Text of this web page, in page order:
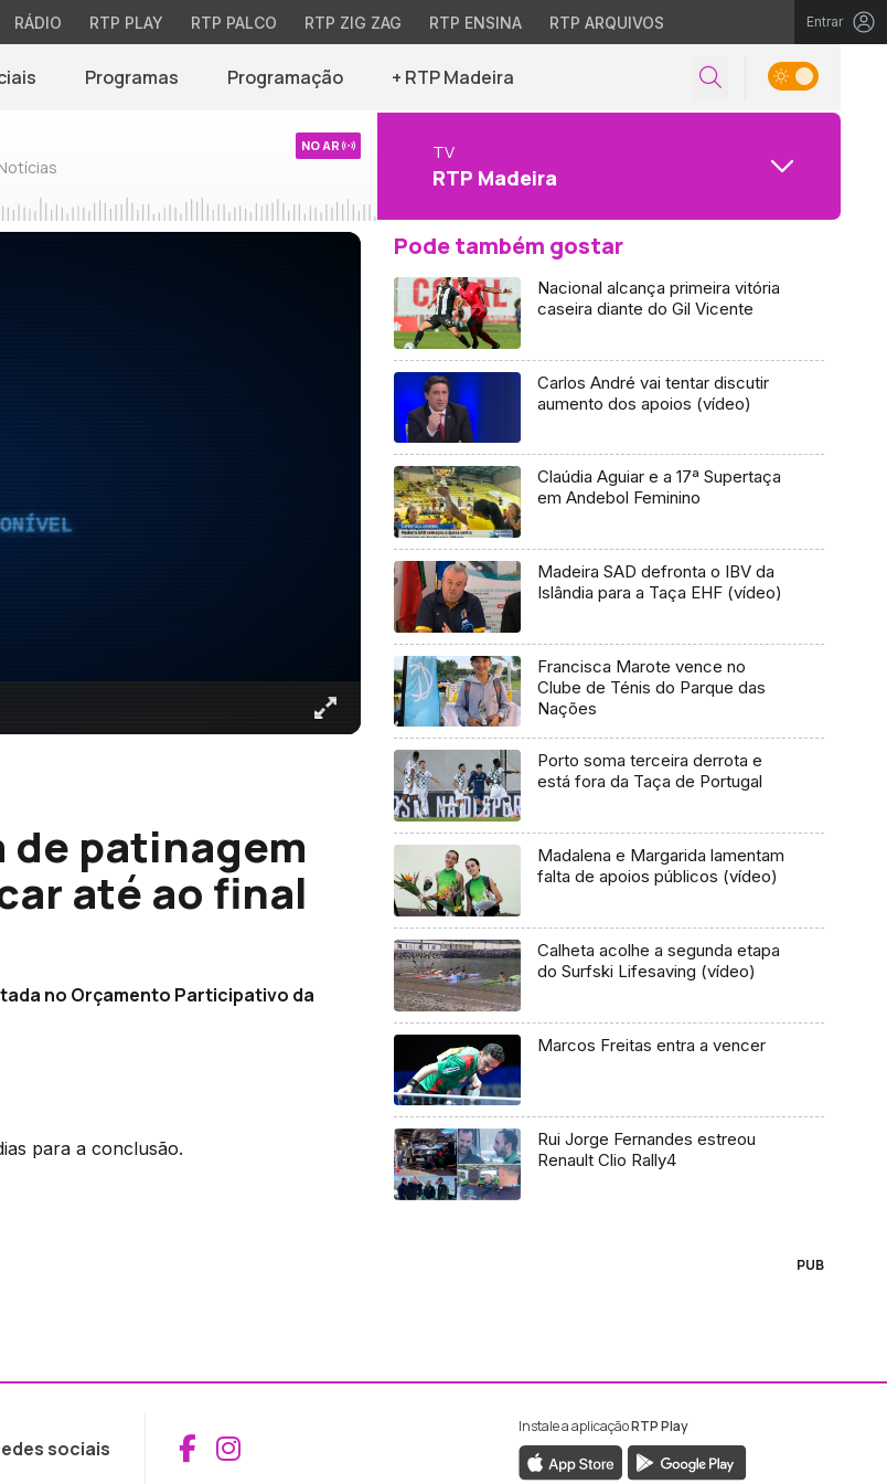
RÁDIO RTP PLAY RTP PALCO RTP ZIG ZAG RTP ENSINA RTP ARQUIVOS Entrar
Programas Programação + RTP Madeira
NO AR TV
RTP Madeira
de patinagem
até ao final
no Orçamento Participativo da
para a conclusão.
Pode também gostar
Nacional alcança primeira vitória
caseira diante do Gil Vicente
Carlos André vai tentar discutir
aumento dos apoios (vídeo)
Claúdia Aguiar e a 17ª Supertaça
em Andebol Feminino
Madeira SAD defronta o IBV da
Islândia para a Taça EHF (vídeo)
Francisca Marote vence no
Clube de Ténis do Parque das
Nações
Porto soma terceira derrota e
está fora da Taça de Portugal
Madalena e Margarida lamentam
falta de apoios públicos (vídeo)
Calheta acolhe a segunda etapa
do Surfski Lifesaving (vídeo)
Marcos Freitas entra a vencer
Rui Jorge Fernandes estreou
Renault Clio Rally4
PUB
sociais Aceder ao Facebook da RTP Madeira
Aceder ao Instagram da RTP Madeira
Instale a aplicaçãoRTP Play